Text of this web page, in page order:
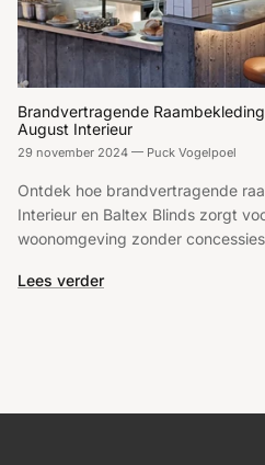
Brandvertragende
August Interieur
29 november 2024 — Puck Vogelpoel
Ontdek hoe brandvertragende
Interieur en Baltex Blinds zorgt
woonomgeving zonder
Lees verder